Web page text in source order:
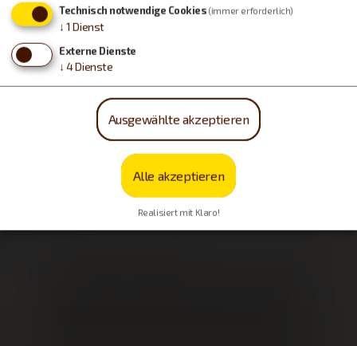
Technisch notwendige Cookies (immer erforderlich)
↓ 1 Dienst
Externe Dienste
↓ 4Dienste
Ausgewählte akzeptieren
Alle akzeptieren
Realisiert mit Klaro!